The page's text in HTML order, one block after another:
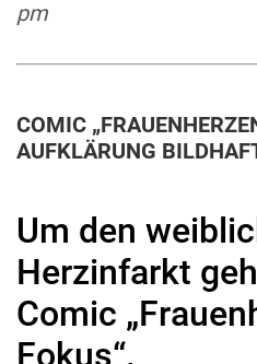
pm
COMIC
AUFKLÄRUNG
Um den
Herzinfarkt
Comic
Fokus“.